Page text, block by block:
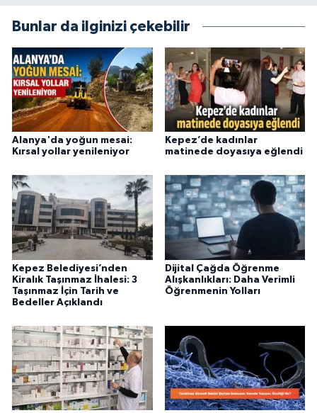
alanlarda ürettiğim içeriklerle kamuoyuna
fayda sağla
Bunlar da ilginizi çekebilir
Alanya'da yoğun mesai:
Kırsal yollar yenileniyor
Kepez’de kadınlar
matinede doyasıya eğlendi
Kepez Belediyesi’nden
Kiralık Taşınmaz İhalesi: 3
Taşınmaz İçin Tarih ve
Bedeller Açıklandı
Dijital Çağda Öğrenme
Alışkanlıkları: Daha Verimli
Öğrenmenin Yolları